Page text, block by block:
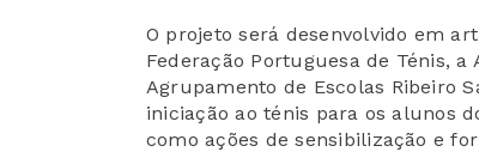
O projeto será desenvolvido em
Federação Portuguesa de Ténis, a
Agrupamento de Escolas Ribeiro
iniciação ao ténis para os alunos
como ações de sensibilização e